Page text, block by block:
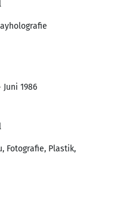
1986
Fotografie, Plastik,